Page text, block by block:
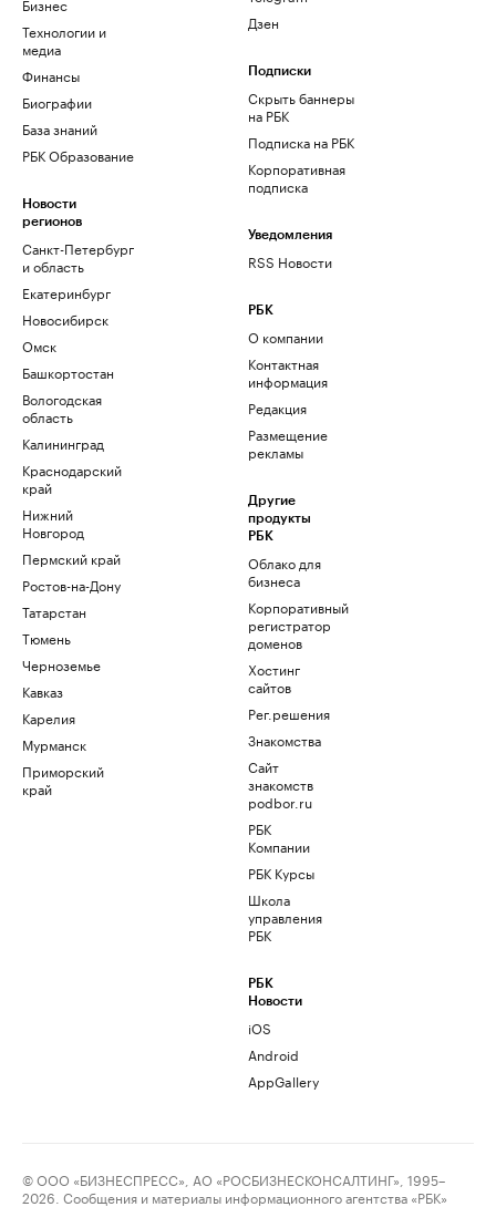
Технологии и
медиа
Финансы
Биографии
База знаний
РБК Образование
Новости
регионов
Санкт-Петербург
и область
Екатеринбург
Новосибирск
Омск
Башкортостан
Вологодская
область
Калининград
Краснодарский
край
Нижний
Новгород
Пермский край
Ростов-на-Дону
Татарстан
Тюмень
Черноземье
Кавказ
Карелия
Мурманск
Приморский
край
Дзен
Подписки
Скрыть баннеры
на РБК
Подписка на РБК
Корпоративная
подписка
Уведомления
RSS Новости
РБК
О компании
Контактная
информация
Редакция
Размещение
рекламы
Другие
продукты
РБК
Облако для
бизнеса
Корпоративный
регистратор
доменов
Хостинг
сайтов
Рег.решения
Знакомства
Сайт
знакомств
podbor.ru
РБК
Компании
РБК Курсы
Школа
управления
РБК
РБК
Новости
iOS
Android
AppGallery
© ООО «БИЗНЕСПРЕСС», АО «РОСБИЗНЕСКОНСАЛТИНГ», 1995–
2026. Сообщения и материалы информационного агентства «РБК»